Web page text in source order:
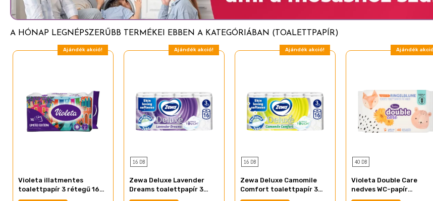
A HÓNAP LEGNÉPSZERŰBB TERMÉKEI EBBEN A KATEGÓRIÁBAN (TOALETTPAPÍR)
Ajándék akció!
Violeta illatmentes
toalettpapír 3 rétegű 16
tekercs Limited Edition
Ajándék akció!
16 DB
Zewa Deluxe Lavender
Dreams toalettpapír 3
rétegű 16 tekercs
Ajándék akció!
16 DB
Zewa Deluxe Camomile
Comfort toalettpapír 3
rétegű 16 tekercs
Ajándék
40 DB
Violeta Double Care
nedves WC-papír
gyerekeknek körömvirág